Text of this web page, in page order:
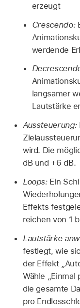
erzeugt
Crescendo:
werdende
langsamer
Lautstärke
Aussteuerung:
wird. Die
dB und +6 dB.
Loops:Ein
Effekts
reichen von 1
Lautstärke
festlegt, wie
der Effekt
Wähle „Einmal
die gesamte
pro